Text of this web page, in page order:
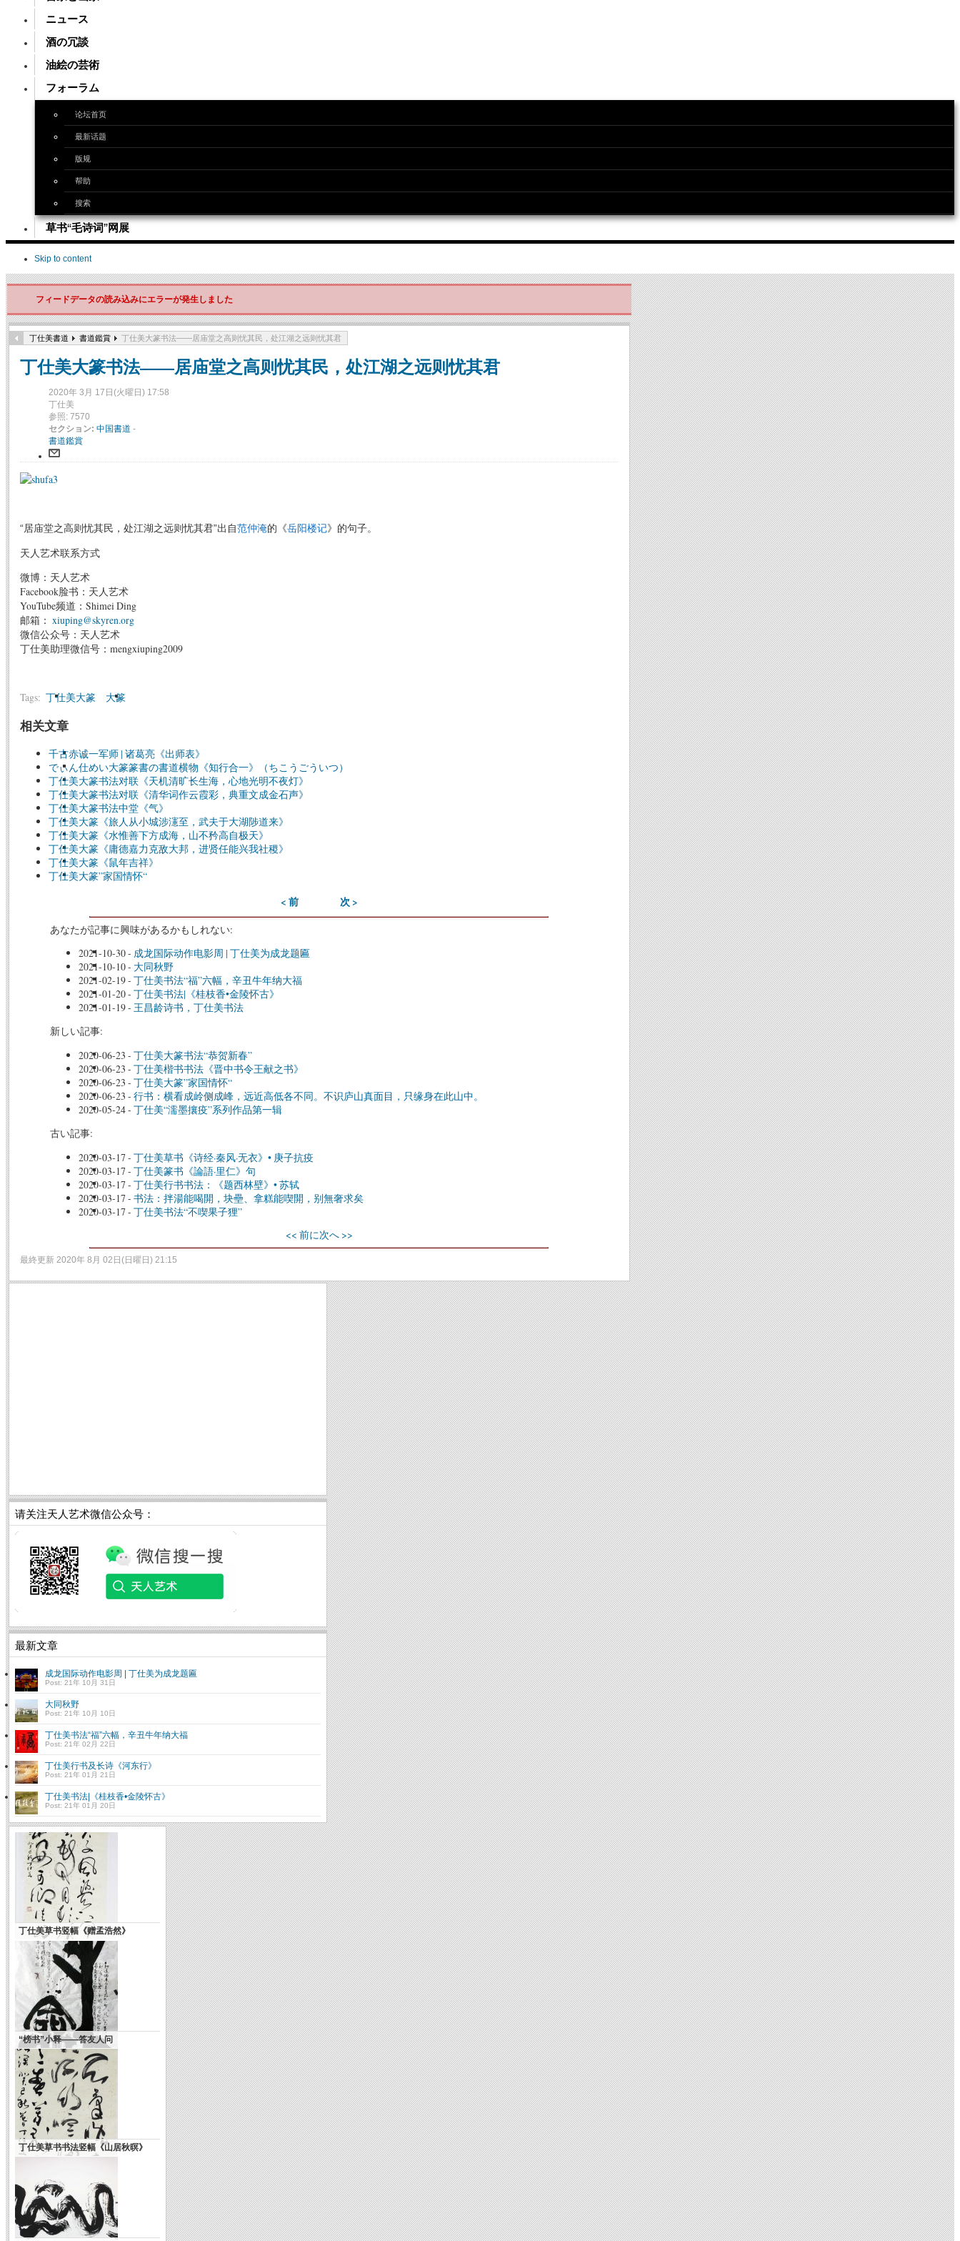
ニュース
酒の冗談
油絵の芸術
フォーラム
论坛首页
最新话题
版规
帮助
搜索
草书“毛诗词”网展
Skip to content
フィードデータの読み込みにエラーが発生しました
丁仕美書道 書道鑑賞 丁仕美大篆书法——居庙堂之高则忧其民，处江湖之远则忧其君
丁仕美大篆书法——居庙堂之高则忧其民，处江湖之远则忧其君
2020年 3月 17日(火曜日) 17:58
丁仕美
参照: 7570
セクション: 中国書道 -
書道鑑賞
“居庙堂之高则忧其民，处江湖之远则忧其君”出自范仲淹的《岳阳楼记》的句子。
天人艺术联系方式
微博：天人艺术
Facebook脸书：天人艺术
YouTube频道：Shimei Ding
邮箱： xiuping@skyren.org
微信公众号：天人艺术
丁仕美助理微信号：mengxiuping2009
Tags: 丁仕美大篆 大篆
相关文章
千古赤诚一军师 | 诸葛亮《出师表》
でぃん仕めい大篆篆書の書道横物《知行合一》（ちこうごういつ）
丁仕美大篆书法对联《天机清旷长生海，心地光明不夜灯》
丁仕美大篆书法对联《清华词作云霞彩，典重文成金石声》
丁仕美大篆书法中堂《气》
丁仕美大篆《旅人从小城涉瀗至，武夫于大湖陟道来》
丁仕美大篆《水惟善下方成海，山不矜高自极天》
丁仕美大篆《庸德嘉力克敌大邦，进贤任能兴我社稷》
丁仕美大篆《鼠年吉祥》
丁仕美大篆”家国情怀“
< 前 次 >
あなたが記事に興味があるかもしれない:
2021-10-30- 成龙国际动作电影周 | 丁仕美为成龙题匾
2021-10-10- 大同秋野
2021-02-19- 丁仕美书法“福”六幅，辛丑牛年纳大福
2021-01-20- 丁仕美书法|《桂枝香•金陵怀古》
2021-01-19- 王昌龄诗书，丁仕美书法
新しい記事:
2020-06-23 - 丁仕美大篆书法“恭贺新春”
2020-06-23 - 丁仕美楷书书法《晋中书令王献之书》
2020-06-23 - 丁仕美大篆”家国情怀“
2020-06-23 - 行书：横看成岭侧成峰，远近高低各不同。不识庐山真面目，只缘身在此山中。
2020-05-24- 丁仕美“濡墨攘疫”系列作品第一辑
古い記事:
2020-03-17 - 丁仕美草书《诗经·秦风·无衣》• 庚子抗疫
2020-03-17 - 丁仕美篆书《論語·里仁》句
2020-03-17 - 丁仕美行书书法：《题西林壁》• 苏轼
2020-03-17 - 书法：拌湯能喝開，块壘、拿糕能喫開，别無奢求矣
2020-03-17 - 丁仕美书法“不喫果子狸”
<< 前に次へ >>
最終更新 2020年 8月 02日(日曜日) 21:15
请关注天人艺术微信公众号：
最新文章
成龙国际动作电影周 | 丁仕美为成龙题匾
Post: 21年 10月 31日
大同秋野
Post: 21年 10月 10日
丁仕美书法“福”六幅，辛丑牛年纳大福
Post: 21年 02月 22日
丁仕美行书及长诗《河东行》
Post: 21年 01月 21日
丁仕美书法|《桂枝香•金陵怀古》
Post: 21年 01月 20日
丁仕美草书竖幅《赠孟浩然》
不如拿韩寒和周久耕比一比(转载)
“榜书”小释——答友人问
丁仕美草书书法竖幅《山居秋暝》